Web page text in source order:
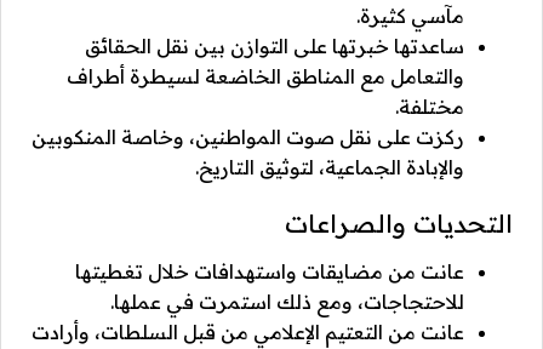
مآسي كثيرة.
ساعدتها خبرتها على التوازن بين نقل الحقائق
والتعامل مع المناطق الخاضعة لسيطرة أطراف
مختلفة.
ركزت على نقل صوت المواطنين، وخاصة المنكوبين
والإبادة الجماعية، لتوثيق التاريخ.
التحديات والصراعات
عانت من مضايقات واستهدافات خلال تغطيتها
للاحتجاجات، ومع ذلك استمرت في عملها.
عانت من التعتيم الإعلامي من قبل السلطات، وأرادت